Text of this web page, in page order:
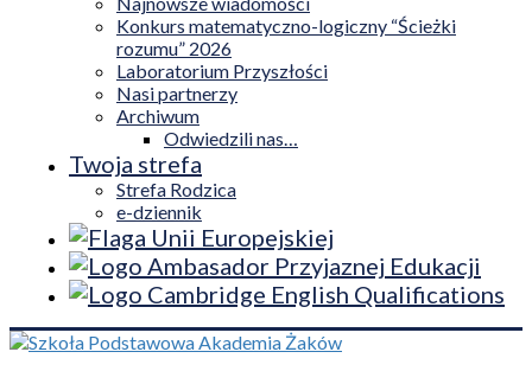
Konkurs matematyczno-logiczny “Ścieżki
rozumu” 2026
Laboratorium Przyszłości
Nasi partnerzy
Archiwum
Odwiedzili nas…
Twoja strefa
Strefa Rodzica
e-dziennik